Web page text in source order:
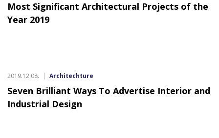
Most Significant Architectural Projects of the
Year 2019
2019.12.08. Architechture
Seven Brilliant Ways To Advertise Interior and
Industrial Design